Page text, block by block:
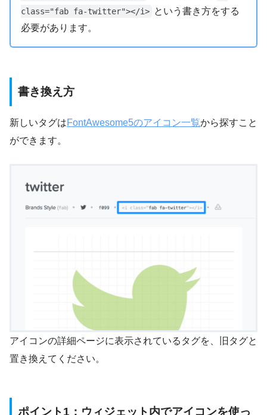
class="fab fa-twitter"></i> という書き方をする
必要があります。
書き換え方
新しいタグはFontAwesome5のアイコン一覧から探すこと
ができます。
アイコンの詳細ページに表示されているタグを、旧タグと
置き換えてください。
ポイント1：ウィジェット内でアイコンを使っ